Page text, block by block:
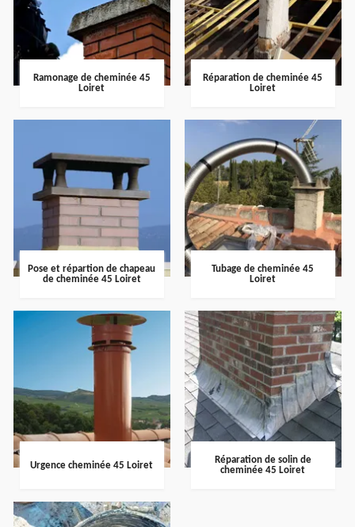
Ramonage de cheminée 45
Loiret
Réparation de cheminée 45
Loiret
Pose et répartion de chapeau
de cheminée 45 Loiret
Tubage de cheminée 45
Loiret
Urgence cheminée 45 Loiret
Réparation de solin de
cheminée 45 Loiret